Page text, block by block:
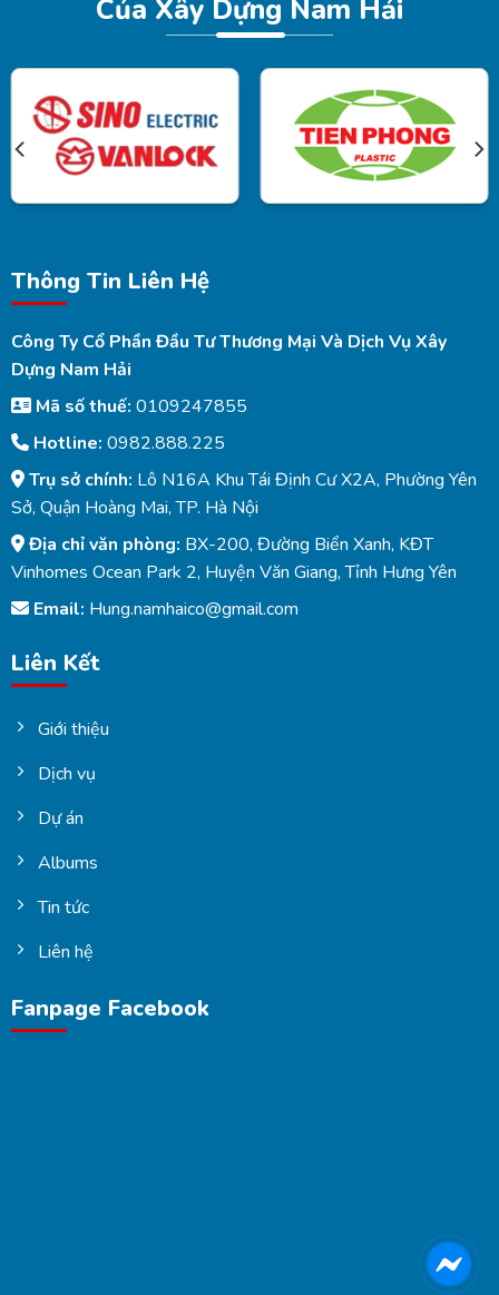
Của Xây Dựng Nam Hải
Thông Tin Liên Hệ
Công Ty Cổ Phần Đầu Tư Thương Mại Và Dịch Vụ Xây
Dựng Nam Hải
Mã số thuế: 0109247855
Hotline: 0982.888.225
Trụ sở chính: Lô N16A Khu Tái Định Cư X2A, Phường Yên
Sở, Quận Hoàng Mai, TP. Hà Nội
Địa chỉ văn phòng: BX-200, Đường Biển Xanh, KĐT
Vinhomes Ocean Park 2, Huyện Văn Giang, Tỉnh Hưng Yên
Email: Hung.namhaico@gmail.com
Liên Kết
Giới thiệu
Dịch vụ
Dự án
Albums
Tin tức
Liên hệ
Fanpage Facebook